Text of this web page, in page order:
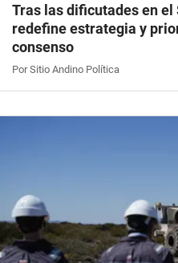
Tras las dificutades en el
redefine estrategia y
consenso
Por Sitio Andino Política